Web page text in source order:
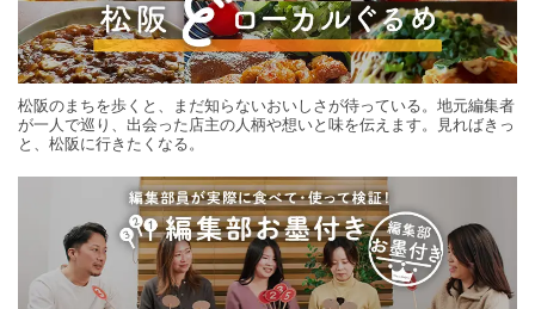
松阪のまちを歩くと、まだ知らないおいしさが待っている。地元編集者
が一人で巡り、出会った店主の人柄や想いと味を伝えます。見ればきっ
と、松阪に行きたくなる。